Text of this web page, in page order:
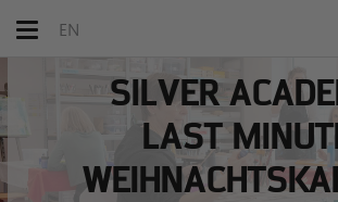
Toggle
EN
SILVER
LAST